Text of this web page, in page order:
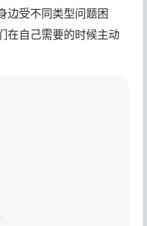
边受不同类型问题困
在自己需要的时候主动